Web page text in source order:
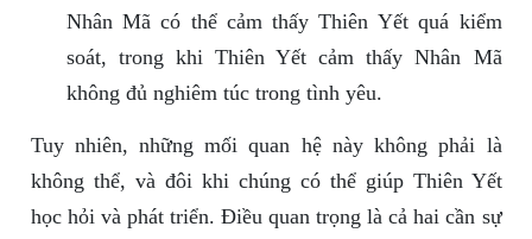
Nhân Mã có thể cảm thấy Thiên Yết quá kiểm
soát, trong khi Thiên Yết cảm thấy Nhân Mã
không đủ nghiêm túc trong tình yêu.
Tuy nhiên, những mối quan hệ này không phải là
không thể, và đôi khi chúng có thể giúp Thiên Yết
học hỏi và phát triển. Điều quan trọng là cả hai cần sự